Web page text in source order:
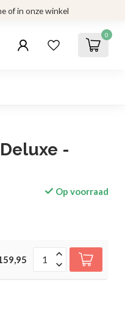
of in onze winkel
0
-
Op voorraad